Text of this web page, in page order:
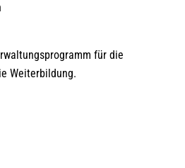
für die
Weiterbildung.